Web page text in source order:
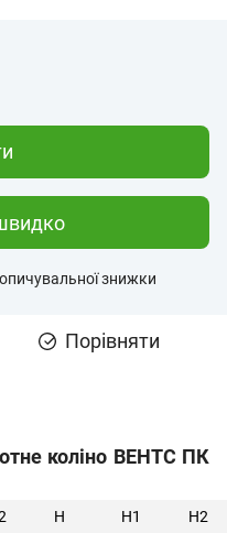
знижки
Порівняти
коліно ВЕНТС ПК
H H1
H2